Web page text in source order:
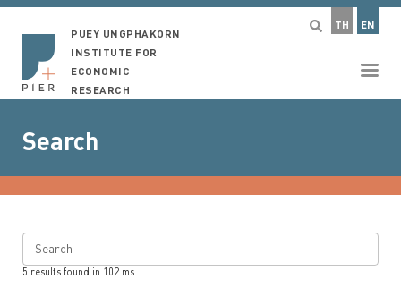
TH EN
PUEY UNGPHAKORN
INSTITUTE FOR
ECONOMIC
RESEARCH
Search
Search
5 results found in 102 ms